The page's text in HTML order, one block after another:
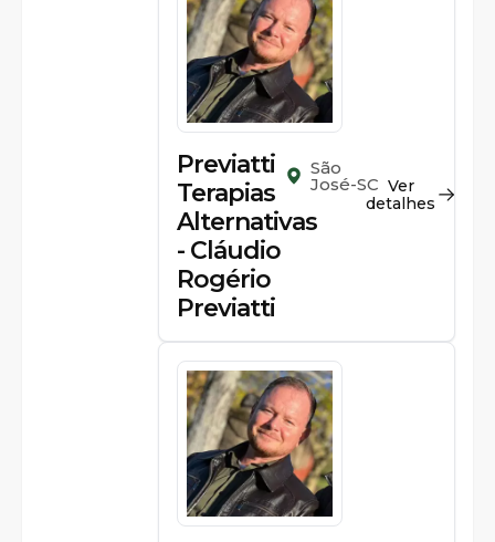
Previatti
Terapias
Alternativas
- Cláudio
Rogério
Previatti
São
José-SC Ver
detalhes